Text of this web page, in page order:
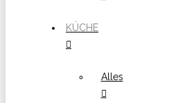
KÜCHE
Alles